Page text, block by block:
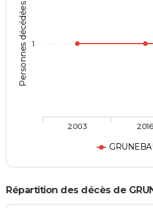
Personnes décédées
2003 2016
1
Répartition des décès de